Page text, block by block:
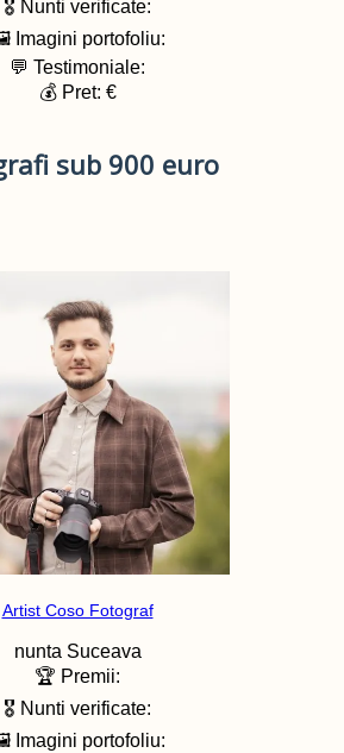
🎖️ Nunti verificate:
Imagini portofoliu:
💬 Testimoniale:
💰 Pret: €
sub 900 euro
Artist Coso Fotograf
nunta Suceava
🏆 Premii:
🎖️ Nunti verificate:
Imagini portofoliu: